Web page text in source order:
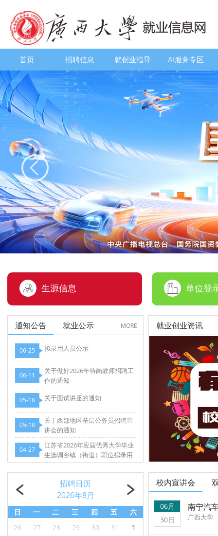
首页 招聘信息 就创业指导 AI服务专区
生源信息 单位登
通知公告 就业公示 MORE
06-25 拟录用人员公示
06-11
关于做好2026年特岗教师招聘工
作的通知
05-18 关于面试讲座的通知
05-18
关于西部地区基层公务员招聘宣
讲会的通知
04-27
江苏省2026年应届优秀大学毕业
生选调乡镇（街道）职位拟录用
人选公示
04-23
引进宣讲的通知
就业创业资讯
招聘日历
2026年8月
日 一 二 三 四 五
六
26
27 28 29 30 31 1
校内宣讲会
06月
30日
南宁汽
广西大学